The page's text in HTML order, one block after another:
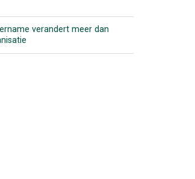
verandert meer dan